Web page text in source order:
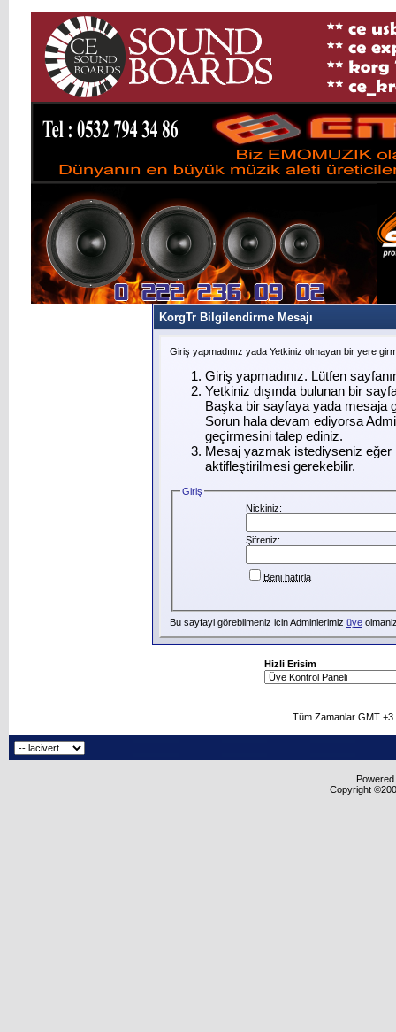
KorgTr Bilgilendirme Mesajı
Giriş yapmadınız yada Yetkiniz olmayan bir yere
Giriş yapmadınız. Lütfen
Yetkiniz dışında bulunan bir
Başka bir sayfaya yada mesaja
Sorun hala devam ediyorsa
geçirmesini talep ediniz.
Mesaj yazmak istediyseniz eğer
aktifleştirilmesi gerekebilir.
Giriş
Nickiniz:
Şifreniz:
Beni hatırla
Bu sayfayi görebilmeniz icin Adminlerimiz üye
Hizli Erisim
Tüm Zamanlar GMT
Copyright